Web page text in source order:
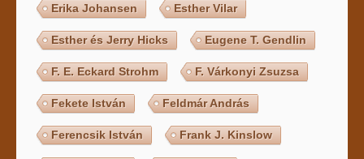
Erika Johansen Esther Vilar
Esther és Jerry Hicks Eugene T. Gendlin
F. E. Eckard Strohm F. Várkonyi Zsuzsa
Fekete István Feldmár András
Ferencsik István Frank J. Kinslow